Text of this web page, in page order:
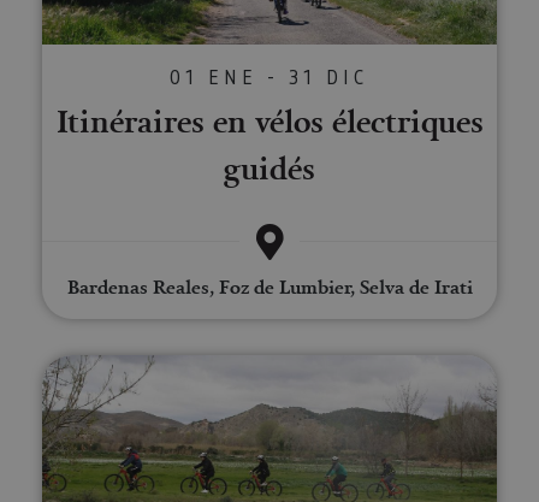
01 ENE - 31 DIC
Itinéraires en vélos électriques
guidés
Bardenas Reales, Foz de Lumbier, Selva de Irati